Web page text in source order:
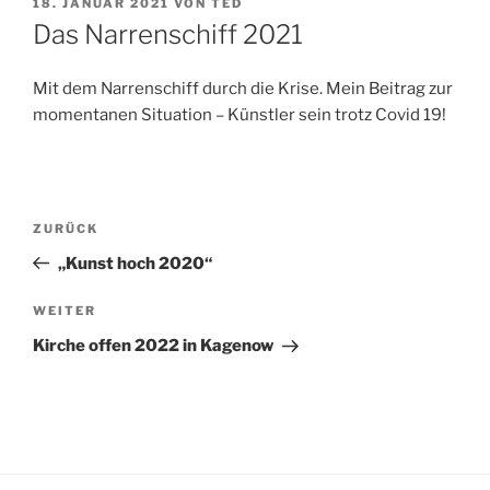
AM
18. JANUAR 2021 VON TED
Das Narrenschiff 2021
Mit dem Narrenschiff durch die Krise. Mein Beitrag zur
momentanen Situation – Künstler sein trotz Covid 19!
Beitragsnavigation
Vorheriger
Beitrag
ZURÜCK
„Kunst hoch 2020“
Nächster
Beitrag
WEITER
Kirche offen 2022 in Kagenow